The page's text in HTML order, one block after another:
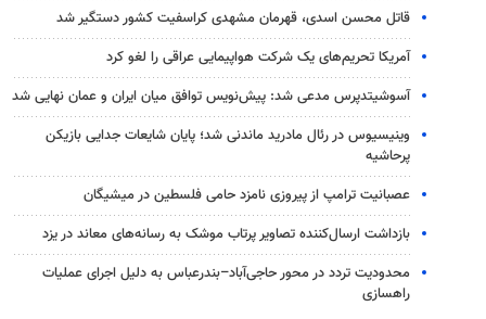
قاتل محسن اسدی، قهرمان مشهدی کراسفیت کشور دستگیر شد
آمریکا تحریم‌های یک شرکت هواپیمایی عراقی را لغو کرد
آسوشیتدپرس مدعی شد: پیش‌نویس توافق میان ایران و عمان نهایی شد
وینیسیوس در رئال مادرید ماندنی شد؛ پایان شایعات جدایی بازیکن
پرحاشیه
عصبانیت ترامپ از پیروزی نامزد حامی فلسطین در میشیگان
بازداشت ارسال‌کننده تصاویر پرتاب موشک به رسانه‌های معاند در یزد
محدودیت تردد در محور حاجی‌آباد–بندرعباس به دلیل اجرای عملیات
راهسازی